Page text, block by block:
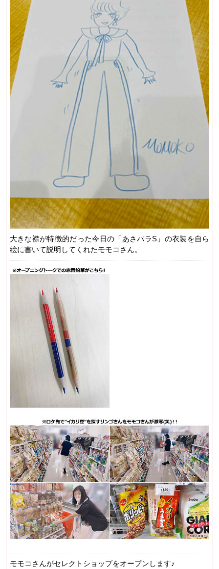
大きな襟が特徴的だった今日の「あさパラS」の衣装を自ら
絵に書いて説明してくれたモモコさん。
モモコさんがセレクトショップをオープンします♪